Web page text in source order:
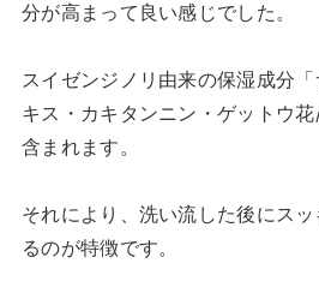
分が高まって良い感じでした。
スイゼンジノリ由来の保湿成分
キス・カキタンニン・ゲットウ
含まれます。
それにより、洗い流した後にス
るのが特徴です。